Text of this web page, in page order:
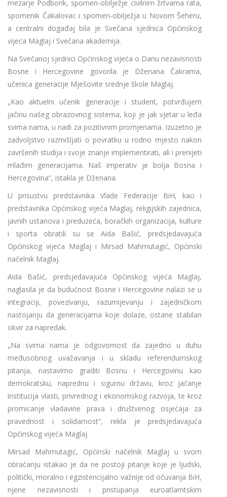
mezarje Podborik, spomen-obilježje civilnim žrtvama rata,
spomenik Čakalovac i spomen-obilježja u Novom Šeheru,
a centralni događaj bila je Svečana sjednica Općinskog
vijeća Maglaj i Svečana akademija.
Na Svečanoj sjednici Općinskog vijeća o Danu nezavisnosti
Bosne i Hercegovine govorila je Dženana Čakrama,
učenica generacije Mješovite srednje škole Maglaj.
„Kao aktuelni učenik generacije i student, potvrđujem
jačinu našeg obrazovnog sistema, koji je jak vjetar u leđa
svima nama, u nadi za pozitivnim promjenama. Izuzetno je
zadvoljstvo razmišljati o povratku u rodno mjesto nakon
završenih studija i svoje znanje implementirati, ali i prenijeti
mlađim generacijama. Naš imperativ je bolja Bosna i
Hercegovina“, istakla je Dženana.
U prisustvu predstavnika Vlade Federacije BiH, kao i
predstavnika Općinskog vijeća Maglaj, religijskih zajednica,
javnih ustanova i preduzeća, boračkih organizacija, kulture
i sporta obratili su se Aida Bašić, predsjedavajuća
Općinskog vijeća Maglaj i Mirsad Mahmutagić, Općinski
načelnik Maglaj.
Aida Bašić, predsjedavajuća Općinskog vijeća Maglaj,
naglasila je da budućnost Bosne i Hercegovine nalazi se u
integraciji, povezivanju, razumijevanju i zajedničkom
nastojanju da generacijama koje dolaze, ostane stabilan
okvir za napredak.
„Na svima nama je odgovornost da zajedno u duhu
međusobnog uvažavanja i u skladu referendumskog
pitanja, nastavimo graditi Bosnu i Hercegovinu kao
demokratsku, naprednu i sigurnu državu, kroz jačanje
institucija vlasti, privrednog i ekonomskog razvoja, te kroz
promicanje vladavine prava i društvenog osjećaja za
pravednost i solidarnost“, rekla je predsjedavajuća
Općinskog vijeća Maglaj.
Mirsad Mahmutagić, Općinski načelnik Maglaj u svom
obraćanju istakao je da ne postoji pitanje koje je ljudski,
politički, moralno i egzistencijalno važnije od očuvanja BiH,
njene nezavisnosti i pristupanja euroatlamtskim